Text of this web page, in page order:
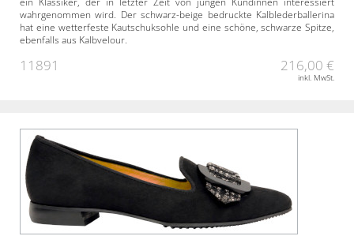
wahrgenommen wird. Der schwarz-beige bedruckte Kalblederballerina
hat eine wetterfeste Kautschuksohle und eine schöne, schwarze Spitze,
ebenfalls aus Kalbvelour.
11891 216,00 €
inkl. MwSt.